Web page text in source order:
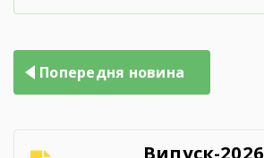
Навігація
записів
Попередня новина
Випуск-2026